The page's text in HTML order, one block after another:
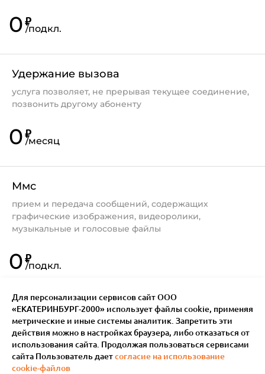
0₽
/подкл.
Удержание вызова
услуга позволяет, не прерывая текущее соединение,
позвонить другому абоненту
0₽
/месяц
Ммс
прием и передача сообщений, содержащих
графические изображения, видеоролики,
музыкальные и голосовые файлы
0₽
/подкл.
Для персонализации сервисов сайт ООО
«ЕКАТЕРИНБУРГ-2000» использует файлы сookie, применяя
метрические и иные системы аналитик. Запретить эти
действия можно в настройках браузера, либо отказаться от
использования сайта. Продолжая пользоваться сервисами
сайта Пользователь даетсогласие на использование
cookie-файлов